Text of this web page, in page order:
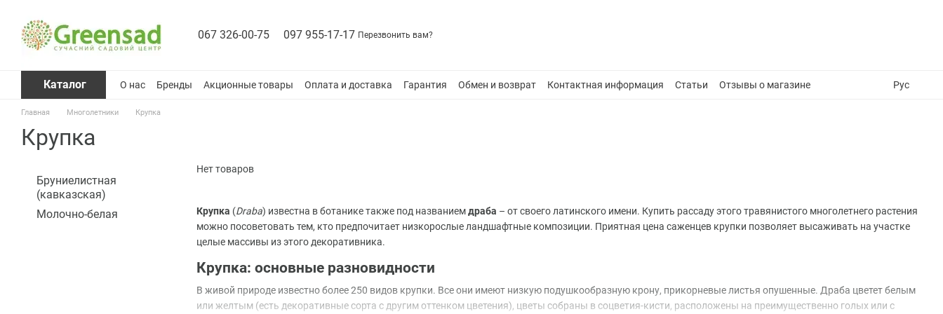
067 326-00-75 097 955-17-17 Перезвонить вам?
Каталог О нас Бренды Акционные товары Оплата и доставка Гарантия Обмен и возврат Контактная информация Статьи Отзывы о магазине Рус
Главная Многолетники Крупка
Крупка
Крупка (Draba) известна в ботанике также под названиемдраба – от своего латинского имени. Купить рассаду этого травянистого многолетнего растения
можно посоветовать тем, кто предпочитает низкорослые ландшафтные композиции. Приятная цена саженцев крупки позволяет высаживать на участке
целые массивы из этого декоративника.
Крупка: основные разновидности
В живой природе известно более 250 видов крупки. Все они имеют низкую подушкообразную крону, прикорневые листья опушенные. Драба цветет белым
или желтым (есть декоративные сорта с другим оттенком цветения), цветы собраны в соцветия-кисти, расположены на преимущественно голых или с
Нет товаров
Бруниелистная
(кавказская)
Молочно-белая